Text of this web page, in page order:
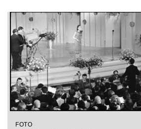
FOTO